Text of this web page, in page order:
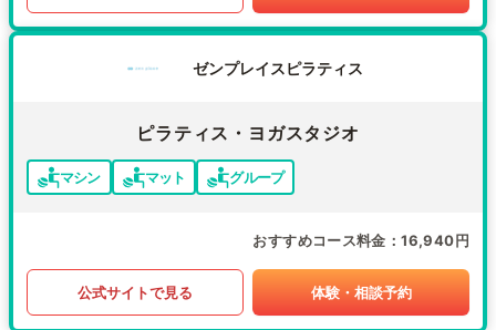
ゼンプレイスピラティス
ピラティス・ヨガスタジオ
マシン マット グループ
おすすめコース料金 16,940円
公式サイトで見る 体験・相談予約